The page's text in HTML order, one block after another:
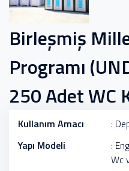
Birleşmiş
Programı
250 Adet WC
Kullanım Amacı
:
Yapı Modeli
:
Wc